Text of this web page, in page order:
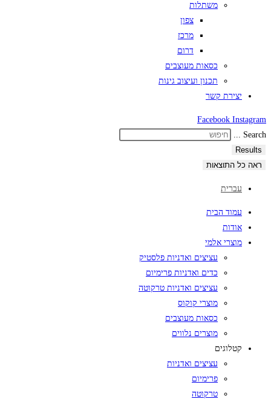
משתלות
צפון
מרכז
דרום
כסאות מעוצבים
תכנון ועיצוב גינות
יצירת קשר
Facebook Instagram
Search ...
Results
ראה כל התוצאות
עברית
עמוד הבית
אודות
מוצרי אלמי
עציצים ואדניות פלסטיק
כדים ואדניות פרימיום
עציצים ואדניות טרקוטה
מוצרי קוקוס
כסאות מעוצבים
מוצרים נלווים
קטלוגים
עציצים ואדניות
פרימיום
טרקוטה